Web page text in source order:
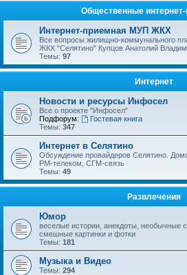
Общественные
Интернет-приемная МУП ЖКХ
Все вопросы жилищно-коммунального
ЖКХ "Селятино" Купцов Анатолий
Темы: 97
Интернет
Новости и ресурсы Инфосел
Все о проекте "Инфосел"
Подфорум:
Гостевая книга
Темы: 347
Интернет в Селятино
Обсуждение провайдеров Селятино.
РМ-телеком, СГМ-связь
Темы: 49
Развлечения
Юмор
веселые истории, анекдоты, необычные
смешные картинки и фотки
Темы: 181
Музыка и Видео
Темы: 294